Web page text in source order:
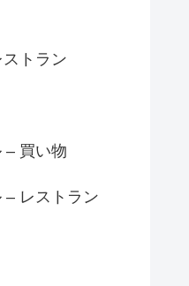
トラン
– 買い物
– レストラン